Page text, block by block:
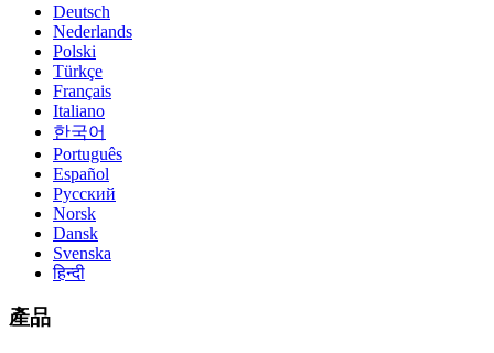
Deutsch
Nederlands
Polski
Türkçe
Français
Italiano
한국어
Português
Español
Русский
Norsk
Dansk
Svenska
हिन्दी
產品